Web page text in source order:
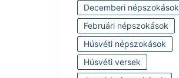
Decemberi népszokások
Februári népszokások
Húsvéti népszokások
Húsvéti versek